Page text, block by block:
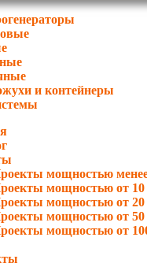
и контейнеры
мощностью
мощностью от 10
мощностью от 20
мощностью от 50
мощностью от